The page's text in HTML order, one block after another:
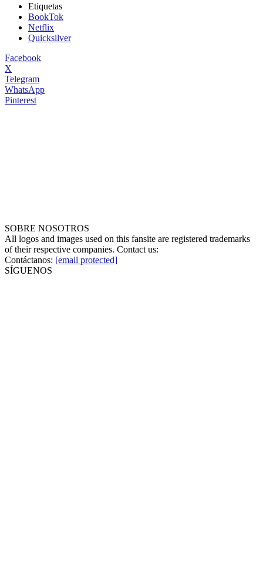
Etiquetas
BookTok
Netflix
Quicksilver
Facebook
X
Telegram
WhatsApp
Pinterest
SOBRE NOSOTROS
All logos and images used on this fansite are registered trademarks
of their respective companies. Contact us:
Contáctanos: [email protected]
SÍGUENOS